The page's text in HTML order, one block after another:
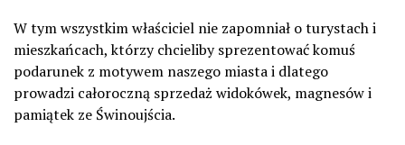
W tym wszystkim właściciel nie zapomniał o turystach i
mieszkańcach, którzy chcieliby sprezentować komuś
podarunek z motywem naszego miasta i dlatego
prowadzi całoroczną sprzedaż widokówek, magnesów i
pamiątek ze Świnoujścia.